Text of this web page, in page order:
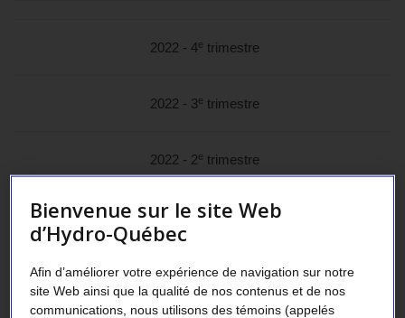
2022 - 4e trimestre
2022 - 3e trimestre
2022 - 2e trimestre
2022 - 1 ertrimestre
2021 - 4etrimestre
Bienvenue sur le site Web
d’Hydro-Québec
Afin d’améliorer votre expérience de navigation sur notre
site Web ainsi que la qualité de nos contenus et de nos
communications, nous utilisons des témoins (appelés